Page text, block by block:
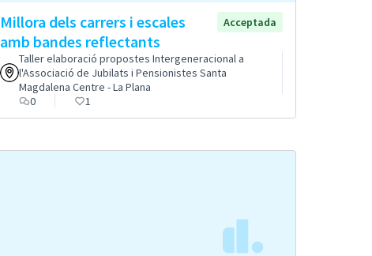
Millora dels carrers i escales
amb bandes reflectants
Acceptada
Taller elaboració propostes Intergeneracional a
l'Associació de Jubilats i Pensionistes Santa
Magdalena Centre - La Plana
0
1